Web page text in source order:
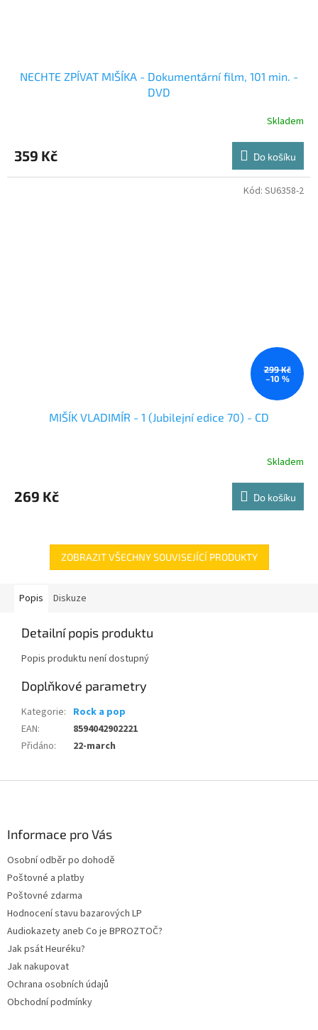
NECHTE ZPÍVAT MIŠÍKA - Dokumentární film, 101 min. -
DVD
Skladem
359 Kč Do košíku
299 Kč
–10 %
MIŠÍK VLADIMÍR - 1 (Jubilejní edice 70) - CD
Skladem
269 Kč Do košíku
Kód: SU6358-2
ZOBRAZIT VŠECHNY SOUVISEJÍCÍ PRODUKTY
Popis Diskuze
Detailní popis produktu
Popis produktu není dostupný
Doplňkové parametry
Kategorie: Rock a pop
EAN:
8594042902221
Přidáno: 22-march
Informace pro Vás
Osobní odběr po dohodě
Poštovné a platby
Poštovné zdarma
Hodnocení stavu bazarových LP
Audiokazety aneb Co je BPROZTOČ?
Jak psát Heuréku?
Jak nakupovat
Ochrana osobních údajů
Obchodní podmínky